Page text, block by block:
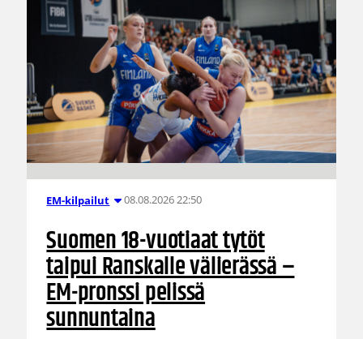
EM-kilpailut 08.08.2026 22:50
Suomen 18-vuotiaat tytöt
taipui Ranskalle välierässä –
EM-pronssi pelissä
sunnuntaina